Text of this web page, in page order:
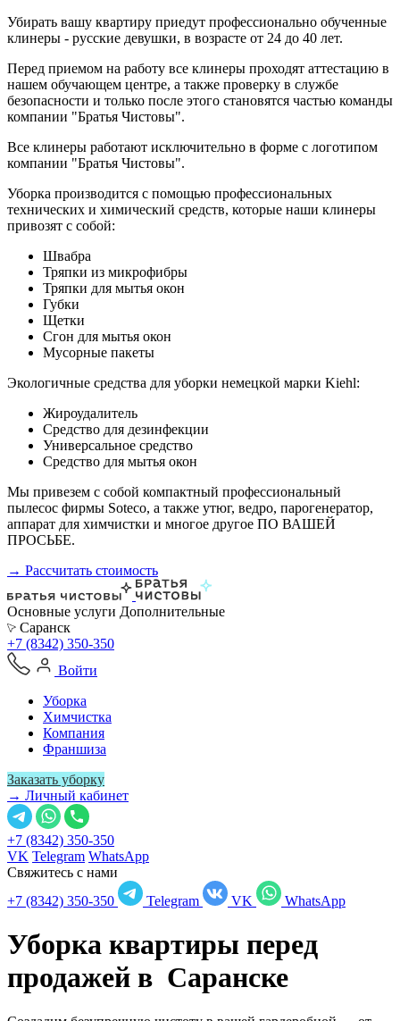
Убирать вашу квартиру приедут профессионально обученные
клинеры - русские девушки, в возрасте от 24 до 40 лет.
Перед приемом на работу все клинеры проходят аттестацию в
нашем обучающем центре, а также проверку в службе
безопасности и только после этого становятся частью команды
компании "Братья Чистовы".
Все клинеры работают исключительно в форме с логотипом
компании "Братья Чистовы".
Уборка производится с помощью профессиональных
технических и химический средств, которые наши клинеры
привозят с собой:
Швабра
Тряпки из микрофибры
Тряпки для мытья окон
Губки
Щетки
Сгон для мытья окон
Мусорные пакеты
Экологичные средства для уборки немецкой марки Kiehl:
Жироудалитель
Средство для дезинфекции
Универсальное средство
Средство для мытья окон
Мы привезем с собой компактный профессиональный
пылесос фирмы Soteco, а также утюг, ведро, парогенератор,
аппарат для химчистки и многое другое ПО ВАШЕЙ
ПРОСЬБЕ.
→ Рассчитать стоимость
Основные услуги Дополнительные
Саранск
+7 (8342) 350-350
Войти
Уборка
Химчистка
Компания
Франшиза
Заказать уборку
→ Личный кабинет
+7 (8342) 350-350
VK Telegram WhatsApp
Свяжитесь с нами
+7 (8342) 350-350
Telegram VK WhatsApp
Уборка квартиры перед
продажей в Саранске